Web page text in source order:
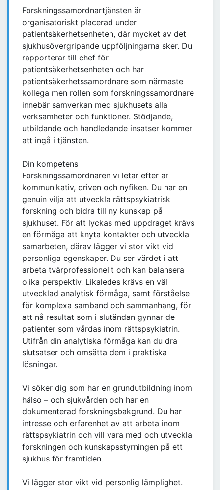
Forskningssamordnartjänsten är
organisatoriskt placerad under
patientsäkerhetsenheten, där mycket av det
sjukhusövergripande uppföljningarna sker. Du
rapporterar till chef för
patientsäkerhetsenheten och har
patientsäkerhetssamordnare som närmaste
kollega men rollen som forskningssamordnare
innebär samverkan med sjukhusets alla
verksamheter och funktioner. Stödjande,
utbildande och handledande insatser kommer
att ingå i tjänsten.
Din kompetens
Forskningssamordnaren vi letar efter är
kommunikativ, driven och nyfiken. Du har en
genuin vilja att utveckla rättspsykiatrisk
forskning och bidra till ny kunskap på
sjukhuset. För att lyckas med uppdraget krävs
en förmåga att knyta kontakter och utveckla
samarbeten, därav lägger vi stor vikt vid
personliga egenskaper. Du ser värdet i att
arbeta tvärprofessionellt och kan balansera
olika perspektiv. Likaledes krävs en väl
utvecklad analytisk förmåga, samt förståelse
för komplexa samband och sammanhang, för
att nå resultat som i slutändan gynnar de
patienter som vårdas inom rättspsykiatrin.
Utifrån din analytiska förmåga kan du dra
slutsatser och omsätta dem i praktiska
lösningar.
Vi söker dig som har en grundutbildning inom
hälso – och sjukvården och har en
dokumenterad forskningsbakgrund. Du har
intresse och erfarenhet av att arbeta inom
rättspsykiatrin och vill vara med och utveckla
forskningen och kunskapsstyrningen på ett
sjukhus för framtiden.
Vi lägger stor vikt vid personlig lämplighet.